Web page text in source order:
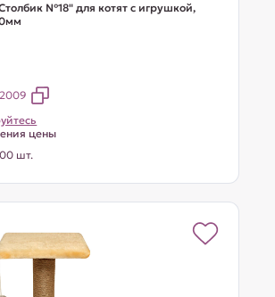
№18" для котят с игрушкой,
цены
шт.